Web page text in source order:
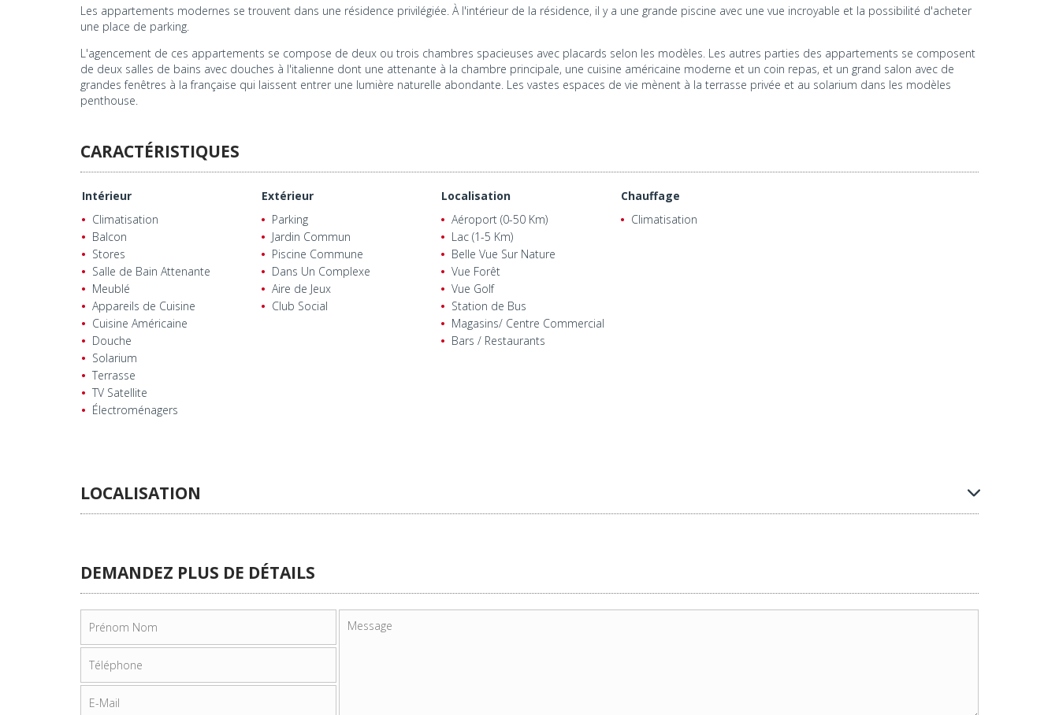
Les appartements modernes se trouvent dans une résidence privilégiée. À l'intérieur de la résidence, il y a une grande piscine avec une vue incroyable et la possibilité d'acheter
une place de parking.
L'agencement de ces appartements se compose de deux ou trois chambres spacieuses avec placards selon les modèles. Les autres parties des appartements se composent
de deux salles de bains avec douches à l'italienne dont une attenante à la chambre principale, une cuisine américaine moderne et un coin repas, et un grand salon avec de
grandes fenêtres à la française qui laissent entrer une lumière naturelle abondante. Les vastes espaces de vie mènent à la terrasse privée et au solarium dans les modèles
penthouse.
CARACTÉRISTIQUES
Intérieur
Climatisation
Balcon
Stores
Salle de Bain Attenante
Meublé
Appareils de Cuisine
Cuisine Américaine
Douche
Solarium
Terrasse
TV Satellite
Électroménagers
Extérieur
Parking
Jardin Commun
Piscine Commune
Dans Un Complexe
Aire de Jeux
Club Social
Localisation
Aéroport (0-50 Km)
Lac (1-5 Km)
Belle Vue Sur Nature
Vue Forêt
Vue Golf
Station de Bus
Magasins/ Centre Commercial
Bars / Restaurants
Chauffage
Climatisation
LOCALISATION
DEMANDEZ PLUS DE DÉTAILS